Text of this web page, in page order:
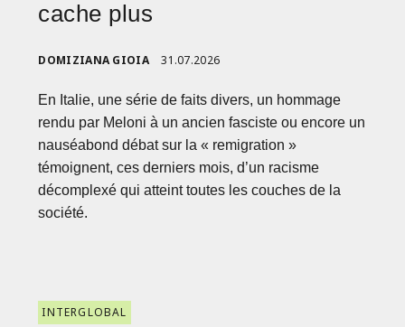
cache plus
DOMIZIANA GIOIA 31.07.2026
En Italie, une série de faits divers, un hommage
rendu par Meloni à un ancien fasciste ou encore un
nauséabond débat sur la « remigration »
témoignent, ces derniers mois, d’un racisme
décomplexé qui atteint toutes les couches de la
société.
INTERGLOBAL